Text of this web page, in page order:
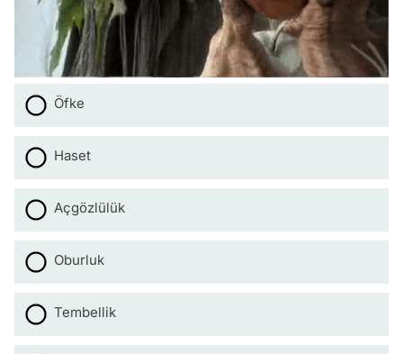
Öfke
Haset
Açgözlülük
Oburluk
Tembellik